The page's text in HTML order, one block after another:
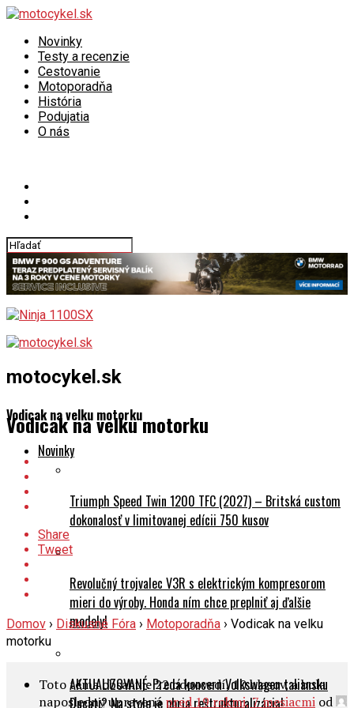
Novinky
Testy a recenzie
Cestovanie
Motoporadňa
História
Podujatia
O nás
motocykel.sk
Vodicak na velku motorku
Novinky
Triumph Speed Twin 1200 TFC (2027) – Britská custom
dokonalosť v limitovanej edícii 750 kusov
Revolučný trojvalec V3R s elektrickým kompresorom
mieri do výroby. Honda ním chce preplniť aj ďalšie
modely!
AKTUALIZOVANÉ: Predá koncern Volkswagen taliansku
Ducati? Na stole je obria reštrukturalizácia!
Vodicak na velku motorku
Share
Tweet
Domov › Diskusné Fóra › Motoporadňa › Vodicak na velku
motorku
Toto téma obsahuje 22 odpovedí, 10 hlasov, a bola
naposledny upravenápred 19 rokmi, 7 mesiacmi od